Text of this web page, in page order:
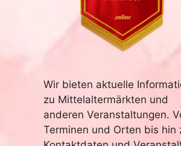
Wir bieten aktuelle
zu Mittelaltermärkten und
anderen Veranstaltungen.
Terminen und Orten bis hin